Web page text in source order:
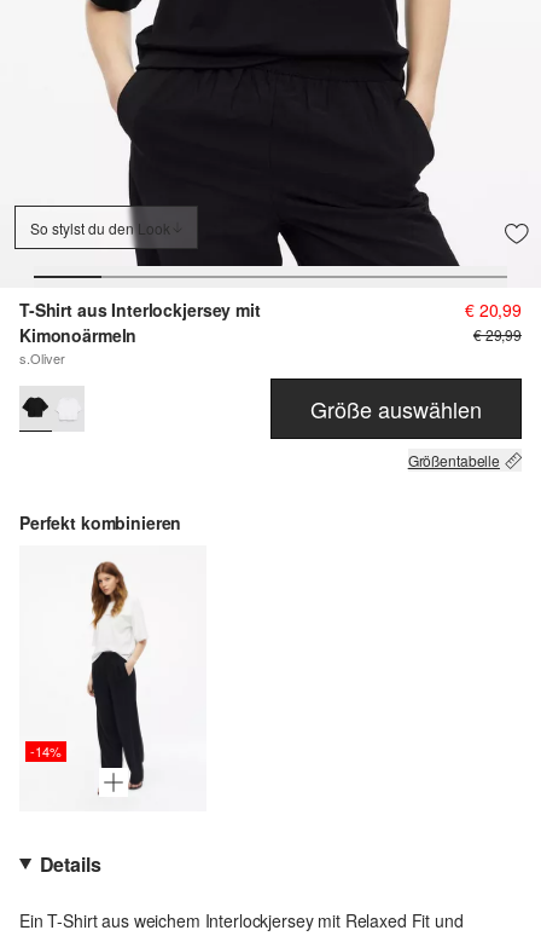
So stylst du den Look
T-Shirt aus Interlockjersey mit
Kimonoärmeln
s.Oliver
€ 20,99
€ 29,99
Größe auswählen
Größentabelle
Perfekt kombinieren
-14%
Details
Ein T-Shirt aus weichem Interlockjersey mit Relaxed Fit und